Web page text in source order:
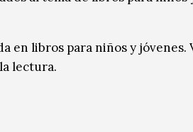
libros para niños y jóvenes.
lectura.